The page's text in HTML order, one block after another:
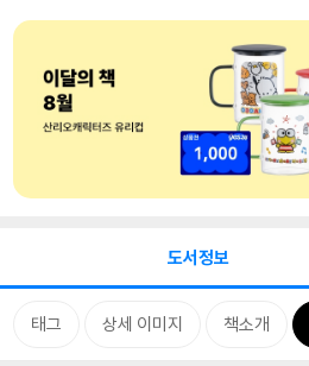
도서정보
태그 상세 이미지 책소개